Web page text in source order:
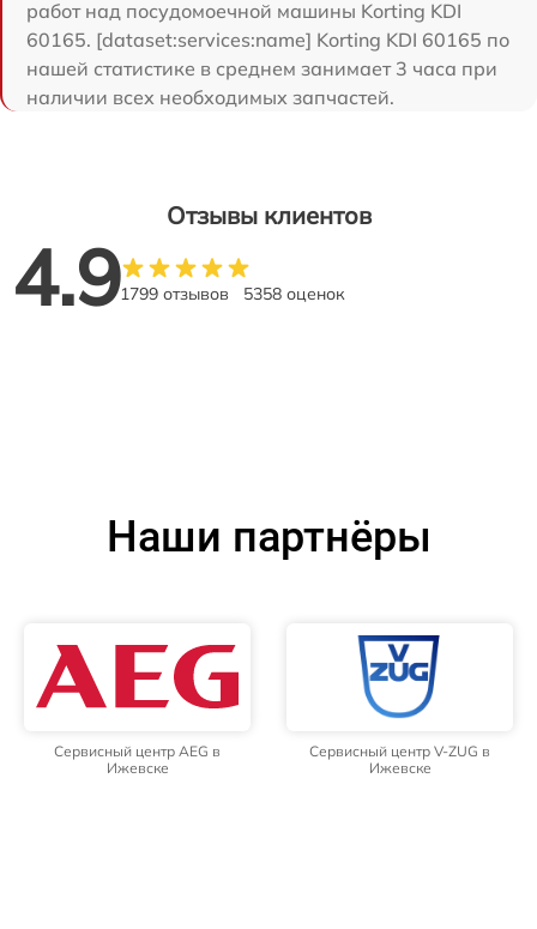
работ над посудомоечной машины Korting KDI
60165. [dataset:services:name] Korting KDI 60165 по
нашей статистике в среднем занимает 3 часа при
наличии всех необходимых запчастей.
Отзывы клиентов
4.91799 отзывов 5358 оценок
Наши партнёры
Сервисный центр AEG в
Ижевске
Сервисный центр V-ZUG в
Ижевске